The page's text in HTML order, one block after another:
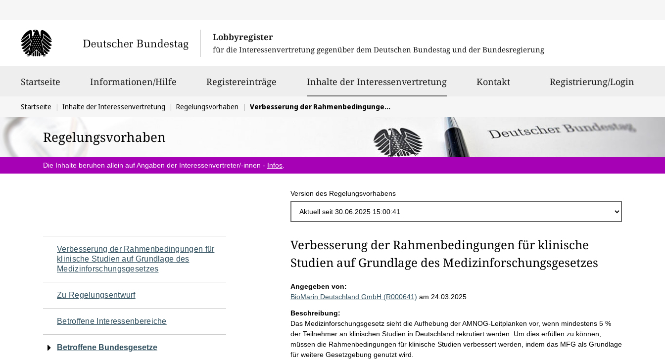
Lobbyregister
für die Interessenvertretung gegenüber dem Deutschen Bundestag und der Bundesregierung
Startseite Informationen/Hilfe Registereinträge Inhalte der Interessenvertretungausgewählt
Kontakt Registrierung/Login
Sie
befinden
sich
hier:
Startseite Inhalte der Interessenvertretung Regelungsvorhaben Verbesserung der Rahmenbedingungen für klinische Studien auf Grundlage des Medizinforschungsgesetzes
Regelungsvorhaben
Die Inhalte beruhen allein auf Angaben der Interessenvertreter/-innen - Infos
Version des Regelungsvorhabens
Navigation
für
den
Seiteninhalt
Verbesserung der Rahmenbedingungen für
klinische Studien auf Grundlage des
Medizinforschungsgesetzes
Zu Regelungsentwurf
Betroffene Interessenbereiche
Betroffene Bundesgesetze
Verbesserung der Rahmenbedingungen für klinische
Studien auf Grundlage des Medizinforschungsgesetzes
Angegeben von:
BioMarin Deutschland GmbH (R000641) am 24.03.2025
Beschreibung:
Das Medizinforschungsgesetz sieht die Aufhebung der AMNOG-Leitplanken vor, wenn mindestens 5 %
der Teilnehmer an klinischen Studien in Deutschland rekrutiert werden. Um dies erfüllen zu können,
müssen die Rahmenbedingungen für klinische Studien verbessert werden, indem das MFG als Grundlage
für weitere Gesetzgebung genutzt wird.